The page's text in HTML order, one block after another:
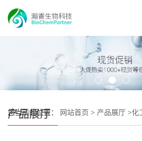
产品展厅
您当前的位置： 网站首页 > 产品展厅 >化